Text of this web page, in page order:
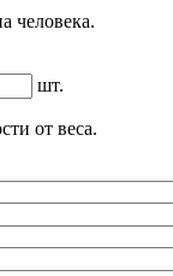
человека.
шт.
от веса.